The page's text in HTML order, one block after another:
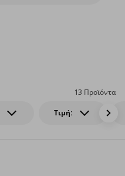
Τιμή:
13 Προϊόντα